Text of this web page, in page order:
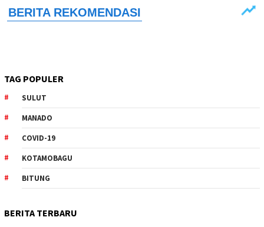
TAG POPULER
SULUT
MANADO
COVID-19
KOTAMOBAGU
BITUNG
BERITA TERBARU